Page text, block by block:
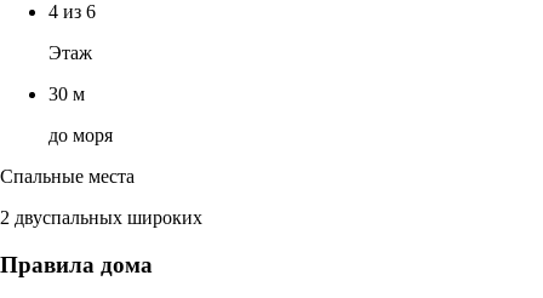
4 из 6
Этаж
30 м
до моря
Спальные места
2 двуспальных широких
Правила дома